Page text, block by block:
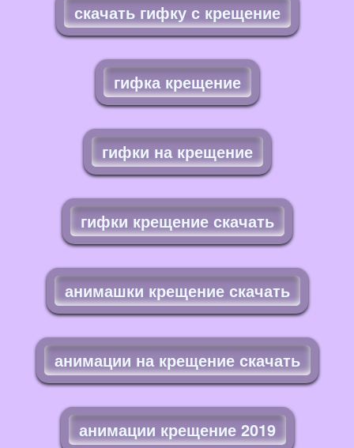
скачать гифку с крещение
гифка крещение
гифки на крещение
гифки крещение скачать
анимашки крещение скачать
анимации на крещение скачать
анимации крещение 2019